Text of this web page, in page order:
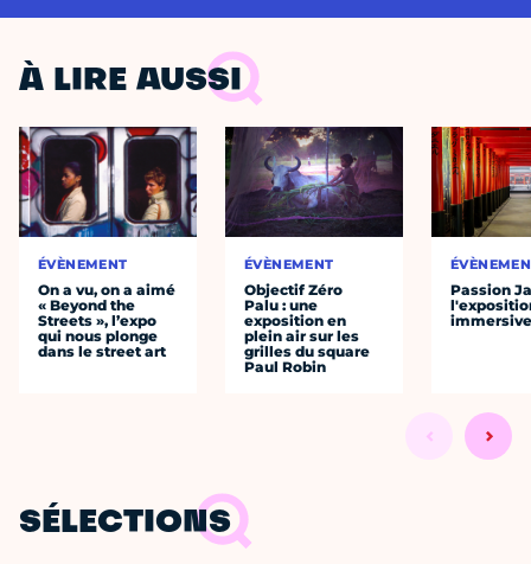
À LIRE AUSSI
ÉVÈNEMENT
On a vu, on a aimé
« Beyond the
Streets », l’expo
qui nous plonge
dans le street art
ÉVÈNEMENT
Objectif Zéro
Palu : une
exposition en
plein air sur les
grilles du square
Paul Robin
Passion
SÉLECTIONS